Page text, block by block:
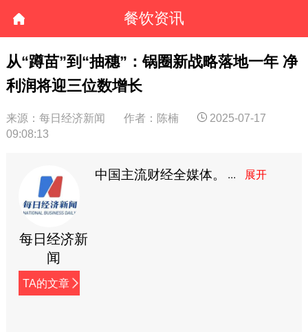
餐饮资讯
从“蹲苗”到“抽穗”：锅圈新战略落地一年 净
利润将迎三位数增长
来源：每日经济新闻 作者：陈楠
2025-07-17
09:08:13
每日经济新
闻
TA的文章
中国主流财经全媒体。